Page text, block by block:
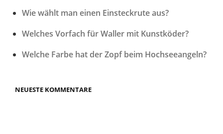
Wie wählt man einen Einsteckrute aus?
Welches Vorfach für Waller mit Kunstköder?
Welche Farbe hat der Zopf beim Hochseeangeln?
NEUESTE KOMMENTARE